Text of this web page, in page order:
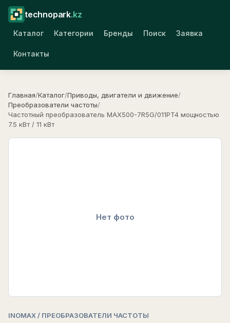
technopark.kz
Каталог Категории Бренды Поиск Заявка
Контакты
Главная/Каталог/Приводы, двигатели и движение/
Преобразователи частоты/
Частотный преобразователь MAX500-7R5G/011PT4 мощностью
7.5 кВт / 11 кВт
Нет фото
INOMAX / ПРЕОБРАЗОВАТЕЛИ ЧАСТОТЫ